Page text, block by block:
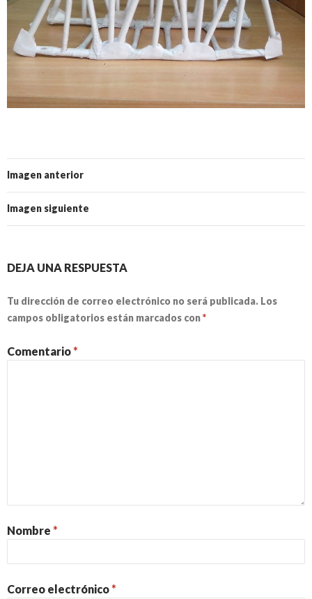
Imagen anterior
Imagen siguiente
DEJA UNA RESPUESTA
Tu dirección de correo electrónico no será publicada. Los
campos obligatorios están marcados con*
Comentario *
Nombre *
Correo electrónico *